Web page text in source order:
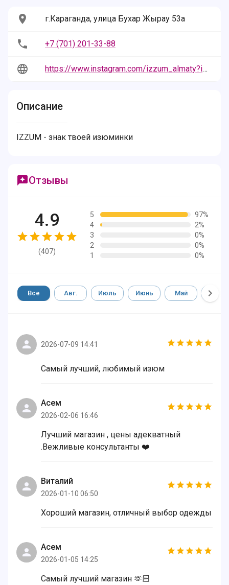
г.Караганда, улица Бухар Жырау 53а
+7 (701) 201-33-88
https://www.instagram.com/izzum_almaty?igsh=MTEyb3I2azQ0a2ZnMg==
Описание
IZZUM - знак твоей изюминки
Отзывы
4.9
(407)
5
97%
4
2%
3
0%
2
0%
1
0%
Все Авг. Июль Июнь Май Апр.
2026-07-09 14:41
Самый лучший, любимый изюм
Асем
2026-02-06 16:46
Лучший магазин , цены адекватный
.Вежливые консультанты ❤️
Виталий
2026-01-10 06:50
Хороший магазин, отличный выбор одежды
Асем
2026-01-05 14:25
Самый лучший магазин 🫶🏻